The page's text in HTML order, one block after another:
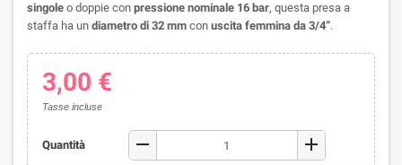
singole o doppie con pressione nominale 16 bar, questa presa a
staffa ha un diametro di 32 mm con uscita femmina da 3/4”.
3,00 €
Tasse incluse
Quantità remove add